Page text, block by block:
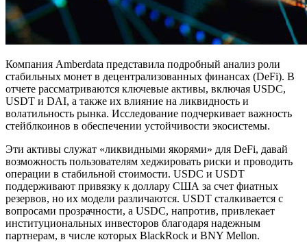
Компания Amberdata представила подробный анализ роли
стабильных монет в децентрализованных финансах (DeFi). В
отчете рассматриваются ключевые активы, включая USDC,
USDT и DAI, а также их влияние на ликвидность и
волатильность рынка. Исследование подчеркивает важность
стейблкоинов в обеспечении устойчивости экосистемы.
Эти активы служат «ликвидными якорями» для DeFi, давай
возможность пользователям хеджировать риски и проводить
операции в стабильной стоимости. USDC и USDT
поддерживают привязку к доллару США за счет фиатных
резервов, но их модели различаются. USDT сталкивается с
вопросами прозрачности, а USDC, напротив, привлекает
институциональных инвесторов благодаря надежным
партнерам, в числе которых BlackRock и BNY Mellon.